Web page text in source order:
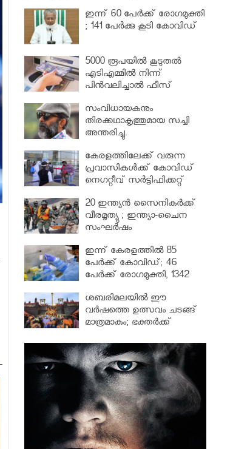
ഇന്ന് 60 പേർക്ക് രോഗമുക്തി
; 141 പേര്‍ക്കു കൂടി കോവിഡ്
5000 രൂപയിൽ കൂടുതൽ
എടിഎമ്മിൽ നിന്ന്
പിൻവലിച്ചാൽ ഫീസ്
സംവിധായകനും
തിരക്കഥാകൃത്തുമായ സച്ചി
അന്തരിച്ചു.
കേരളത്തിലേക്ക് വരുന്ന
പ്രവാസികള്‍ക്ക് കോവിഡ്
നെഗറ്റീവ് സര്‍ട്ടിഫിക്കറ്റ്
20 ഇന്ത്യൻ സൈനികർക്ക്
വീരമൃത്യു ; ഇന്ത്യാ-ചൈന
സംഘർഷം
ഇന്ന് കേരളത്തിൽ 85
പേർക്ക് കോവിഡ്; 46
പേർക്ക് രോഗമുക്തി, 1342
ശബരിമലയില്‍ ഈ
വർഷത്തെ ഉത്സവം ചടങ്ങ്
മാത്രമാകും; ഭക്തർക്ക്